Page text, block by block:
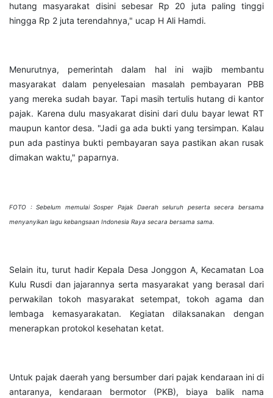
hutang masyarakat disini sebesar Rp 20 juta paling tinggi
hingga Rp 2 juta terendahnya," ucap H Ali Hamdi.
Menurutnya, pemerintah dalam hal ini wajib membantu
masyarakat dalam penyelesaian masalah pembayaran PBB
yang mereka sudah bayar. Tapi masih tertulis hutang di kantor
pajak. Karena dulu masyakarat disini dari dulu bayar lewat RT
maupun kantor desa. "Jadi ga ada bukti yang tersimpan. Kalau
pun ada pastinya bukti pembayaran saya pastikan akan rusak
dimakan waktu," paparnya.
FOTO : Sebelum memulai Sosper Pajak Daerah seluruh peserta secera bersama
menyanyikan lagu kebangsaan Indonesia Raya secara bersama sama.
Selain itu, turut hadir Kepala Desa Jonggon A, Kecamatan Loa
Kulu Rusdi dan jajarannya serta masyarakat yang berasal dari
perwakilan tokoh masyarakat setempat, tokoh agama dan
lembaga kemasyarakatan. Kegiatan dilaksanakan dengan
menerapkan protokol kesehatan ketat.
Untuk pajak daerah yang bersumber dari pajak kendaraan ini di
antaranya, kendaraan bermotor (PKB), biaya balik nama